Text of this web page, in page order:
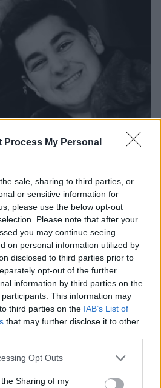
Process My Personal
sale, sharing to third parties, or
or sensitive information for
please use the below opt-out
Please note that after your
you may continue seeing
on personal information utilized by
disclosed to third parties prior to
opt-out of the further
information by third parties on the
participants. This information may
third parties on the IAB’s List of
that may further disclose it to other
app uses one or more Google
usage behaviour. You may click to
Opt Outs
Sharing of my
Κούγιας για τον πατέρα
ποινικολόγου έκανε μία
Γιορτής του Πατέρα